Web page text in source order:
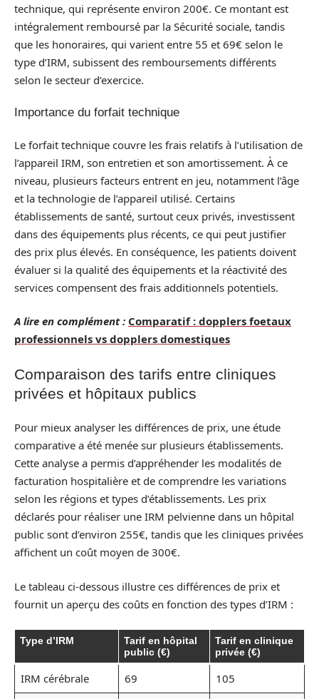
technique, qui représente environ 200€. Ce montant est
intégralement remboursé par la Sécurité sociale, tandis
que les honoraires, qui varient entre 55 et 69€ selon le
type d’IRM, subissent des remboursements différents
selon le secteur d’exercice.
Importance du forfait technique
Le forfait technique couvre les frais relatifs à l’utilisation de
l’appareil IRM, son entretien et son amortissement. À ce
niveau, plusieurs facteurs entrent en jeu, notamment l’âge
et la technologie de l’appareil utilisé. Certains
établissements de santé, surtout ceux privés, investissent
dans des équipements plus récents, ce qui peut justifier
des prix plus élevés. En conséquence, les patients doivent
évaluer si la qualité des équipements et la réactivité des
services compensent des frais additionnels potentiels.
A lire en complément : Comparatif : dopplers foetaux
professionnels vs dopplers domestiques
Comparaison des tarifs entre cliniques
privées et hôpitaux publics
Pour mieux analyser les différences de prix, une étude
comparative a été menée sur plusieurs établissements.
Cette analyse a permis d’appréhender les modalités de
facturation hospitalière et de comprendre les variations
selon les régions et types d’établissements. Les prix
déclarés pour réaliser une IRM pelvienne dans un hôpital
public sont d’environ 255€, tandis que les cliniques privées
affichent un coût moyen de 300€.
Le tableau ci-dessous illustre ces différences de prix et
fournit un aperçu des coûts en fonction des types d’IRM :
Type d’IRM
Tarif en hôpital
public (€)
Tarif en clinique
privée (€)
IRM cérébrale 69 105